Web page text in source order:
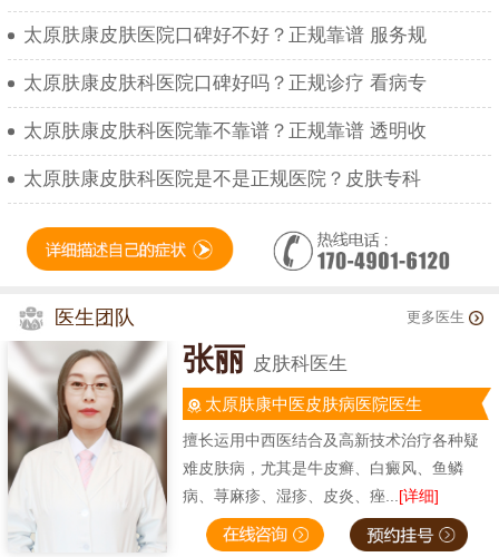
太原肤康皮肤医院口碑好不好？正规靠谱 服务规
太原肤康皮肤科医院口碑好吗？正规诊疗 看病专
太原肤康皮肤科医院靠不靠谱？正规靠谱 透明收
太原肤康皮肤科医院是不是正规医院？皮肤专科
医生团队 更多医生
张丽 皮肤科医生
太原肤康中医皮肤病医院医生
擅长运用中西医结合及高新技术治疗各种疑
难皮肤病，尤其是牛皮癣、白癜风、鱼鳞
病、荨麻疹、湿疹、皮炎、痤... [详细]